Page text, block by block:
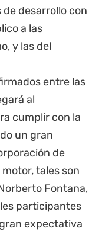
desarrollo con
a las
y las del
entre las
al
cumplir con la
un gran
de
tales son
Fontana,
participantes
expectativa